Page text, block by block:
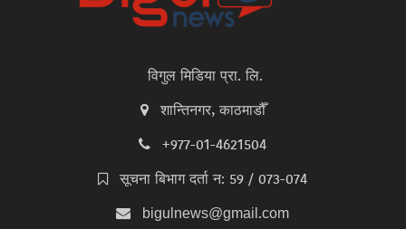
विगुल मिडिया प्रा. लि.
शान्तिनगर, काठमाडौँ
+977-01-4621504
सूचना बिभाग दर्ता न: 59 / 073-074
bigulnews@gmail.com